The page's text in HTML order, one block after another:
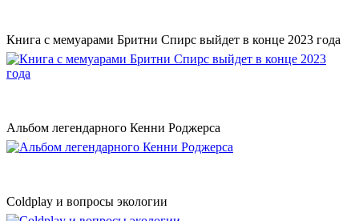
Книга с мемуарами Бритни Спирс выйдет в конце 2023 года
Альбом легендарного Кенни Роджерса
Coldplay и вопросы экологии